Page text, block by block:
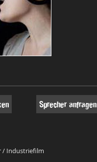
Sprecher anfragen
/ Industriefilm